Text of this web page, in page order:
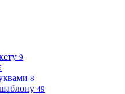
9
8
49